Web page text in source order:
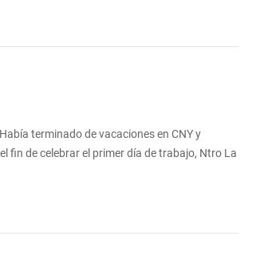
Stand: NO.R1008.
terminado de vacaciones en CNY y
fin de celebrar el primer día de trabajo, Ntro La
es buena suerte. Gracias por su amable